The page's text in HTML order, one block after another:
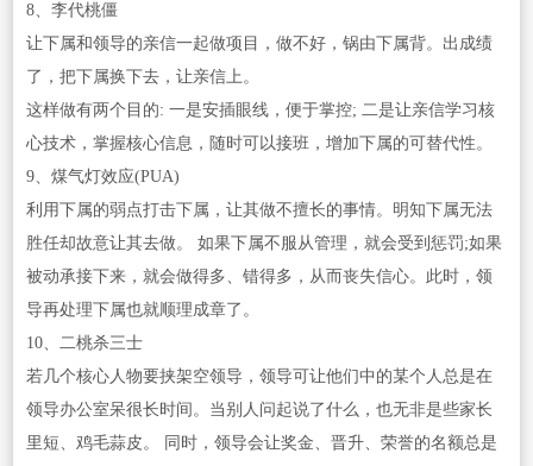
8、李代桃僵
让下属和领导的亲信一起做项目，做不好，锅由下属背。出成绩
了，把下属换下去，让亲信上。
这样做有两个目的: 一是安插眼线，便于掌控; 二是让亲信学习核
心技术，掌握核心信息，随时可以接班，增加下属的可替代性。
9、煤气灯效应(PUA)
利用下属的弱点打击下属，让其做不擅长的事情。明知下属无法
胜任却故意让其去做。 如果下属不服从管理，就会受到惩罚;如果
被动承接下来，就会做得多、错得多，从而丧失信心。此时，领
导再处理下属也就顺理成章了。
10、二桃杀三士
若几个核心人物要挟架空领导，领导可让他们中的某个人总是在
领导办公室呆很长时间。当别人问起说了什么，也无非是些家长
里短、鸡毛蒜皮。 同时，领导会让奖金、晋升、荣誉的名额总是